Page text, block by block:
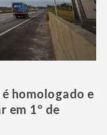
homologado e
em 1º de